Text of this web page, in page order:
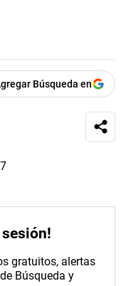
Búsqueda en
gratuitos, alertas
Búsqueda y